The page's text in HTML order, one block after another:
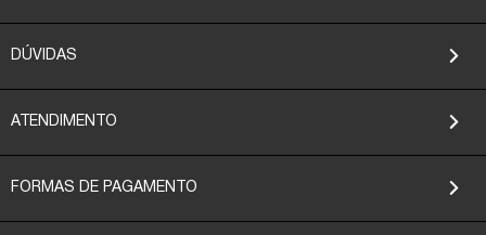
DÚVIDAS
ATENDIMENTO
FORMAS DE PAGAMENTO